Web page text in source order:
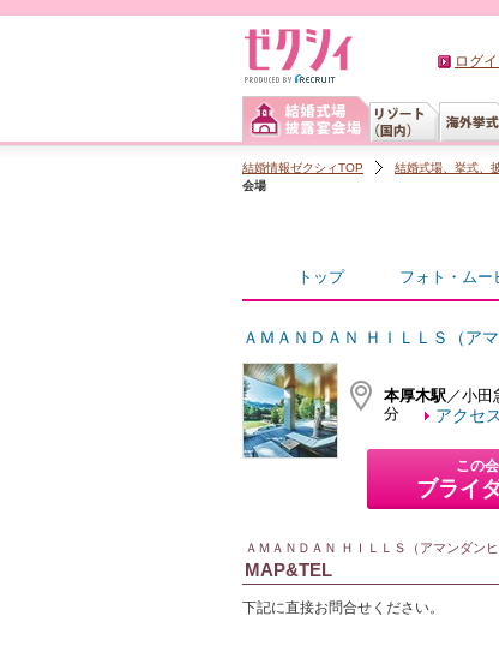
ログ
結婚情報ゼクシィTOP 結婚式場、挙式、
会場
トップ フォト・ムー
ＡＭＡＮＤＡＮ ＨＩＬＬＳ（アマ
本厚木駅／小田
分
アクセ
この
ブライ
ＡＭＡＮＤＡＮ ＨＩＬＬＳ（アマンダン
MAP&TEL
下記に直接お問合せください。